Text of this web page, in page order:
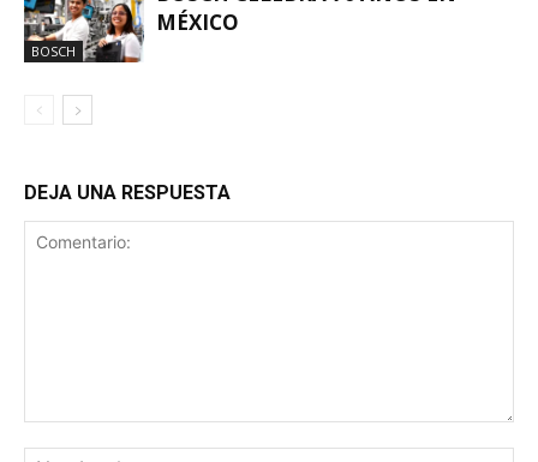
BOSCH
MÉXICO
DEJA UNA RESPUESTA